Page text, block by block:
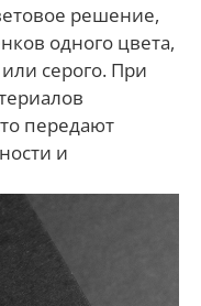
решение,
одного цвета,
серого. При
передают
и